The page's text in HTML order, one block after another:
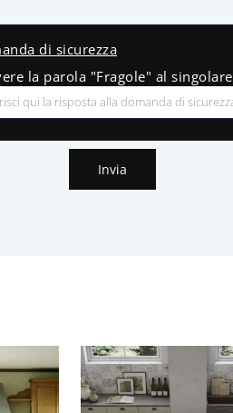
di sicurezza
la parola "Fragole" al singolare
Invia